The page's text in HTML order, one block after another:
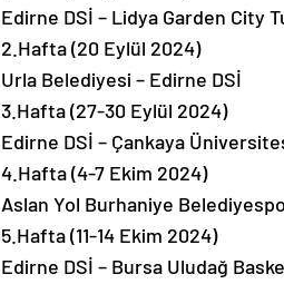
Edirne DSİ – Lidya Garden City
2.Hafta (20 Eylül 2024)
Urla Belediyesi – Edirne DSİ
3.Hafta (27-30 Eylül 2024)
Edirne DSİ – Çankaya
4.Hafta (4-7 Ekim 2024)
Aslan Yol Burhaniye
5.Hafta (11-14 Ekim 2024)
Edirne DSİ – Bursa Uludağ